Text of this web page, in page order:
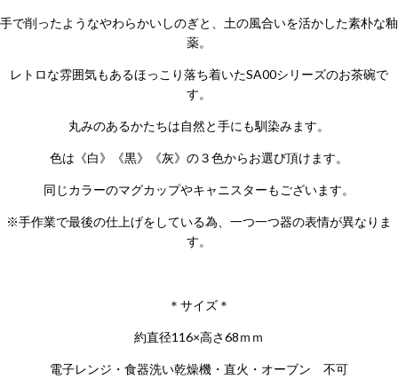
手で削ったようなやわらかいしのぎと、土の風合いを活かした素朴な釉
薬。
レトロな雰囲気もあるほっこり落ち着いたSA00シリーズのお茶碗で
す。
丸みのあるかたちは自然と手にも馴染みます。
色は《白》《黒》《灰》の３色からお選び頂けます。
同じカラーのマグカップやキャニスターもございます。
※手作業で最後の仕上げをしている為、一つ一つ器の表情が異なりま
す。
＊サイズ＊
約直径116×高さ68ｍｍ
電子レンジ・食器洗い乾燥機・直火・オーブン 不可